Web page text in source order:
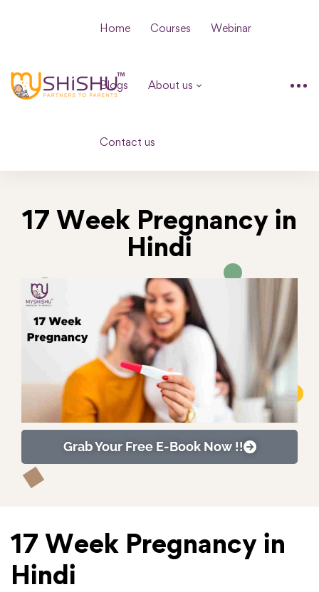
Home Courses Webinar
Blogs About us
Contact us
17 Week Pregnancy in
Hindi
Grab Your Free E-Book Now !!
17 Week Pregnancy in
Hindi